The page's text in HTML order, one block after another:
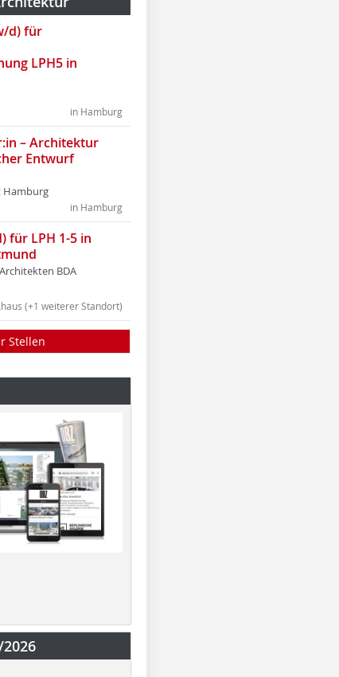
d) für
LPH5 in
in Hamburg
– Architektur
Entwurf
Hamburg
in Hamburg
für LPH 1-5 in
BDA
(+1 weiterer Standort)
Stellen